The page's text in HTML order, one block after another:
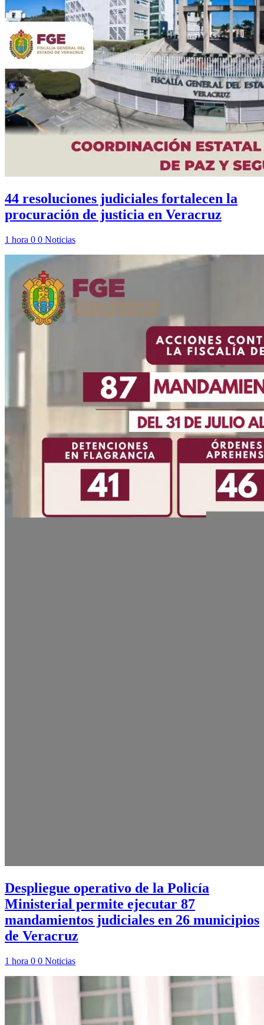
44 resoluciones judiciales fortalecen la
procuración de justicia en Veracruz
1 hora 0 0 Noticias
Despliegue operativo de la Policía
Ministerial permite ejecutar 87
mandamientos judiciales en 26 municipios
de Veracruz
1 hora 0 0 Noticias